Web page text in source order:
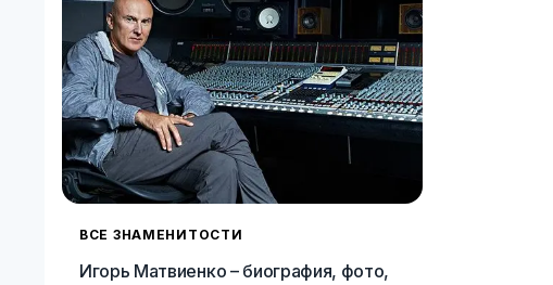
ВСЕ ЗНАМЕНИТОСТИ
Игорь Матвиенко – биография, фото,